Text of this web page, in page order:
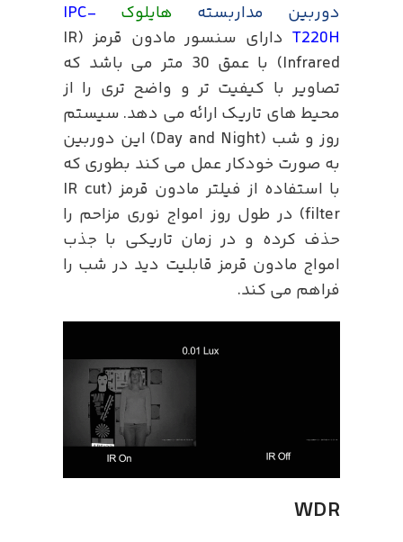
دوربین مداربسته هایلوک
IPC-
T220H
دارای سنسور مادون قرمز IR)
Infrared) با عمق 30 متر می باشد که
تصاویر با کیفیت تر و واضح تری را از
محیط های تاریک ارائه می دهد. سیستم
روز و شب (Day and Night) این دوربین
به صورت خودکار عمل می کند بطوری که
با استفاده از فیلتر مادون قرمز (IR cut
filter) در طول روز امواج نوری مزاحم را
حذف کرده و در زمان تاریکی با جذب
امواج مادون قرمز قابلیت دید در شب را
فراهم می کند.
WDR